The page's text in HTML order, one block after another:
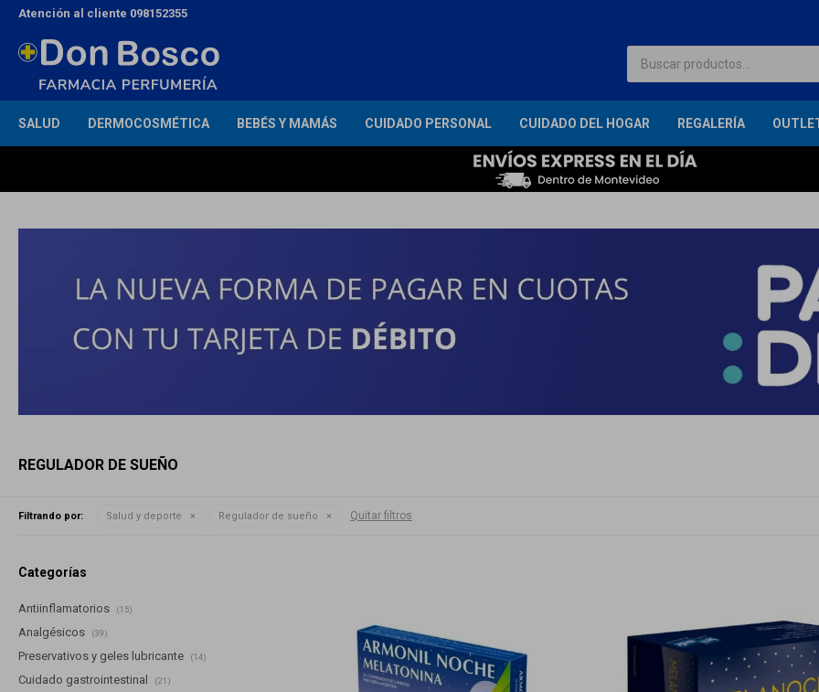
SALUD DERMOCOSMÉTICA BEBÉS Y MAMÁS CUIDADO PERSONAL CUIDADO DEL HOGAR REGALERÍA
Atención al cliente 098152355
REGULADOR DE SUEÑO
Filtrando por: Salud y deporte Regulador de sueño Quitar filtros
Categorías
Antiinflamatorios (15)
Analgésicos (39)
Preservativos y geles lubricante (14)
Cuidado gastrointestinal (21)